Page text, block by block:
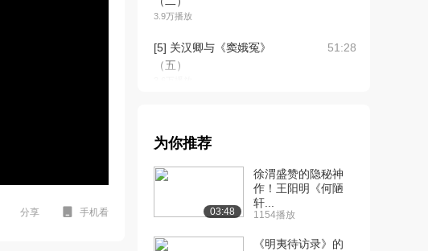
分享 手机看
3.9万播放
[5] 关汉卿与《窦娥冤》
（五）
51:28
4.2万播放
[7] 王实甫与《西厢记》
47:40
[8] 王实甫与《西厢记》
55:39
为你推荐
03:48
徐渭盛赞的隐秘神
作！王阳明《何陋
轩...
1154播放
《明夷待访录》的